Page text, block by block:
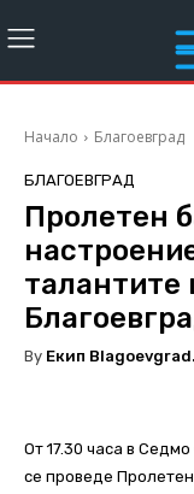
Начало Благоевград
БЛАГОЕВГРАД
Пролетен
талантите
By Екип
От 17.30 часа в
се проведе